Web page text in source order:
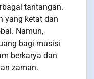
tantangan.
yang ketat dan
Namun,
bagi musisi
berkarya dan
zaman.